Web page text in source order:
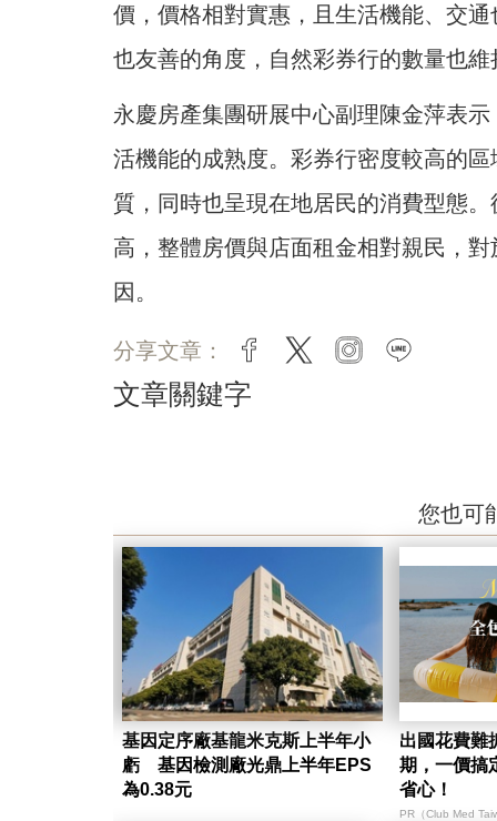
價，價格相對實惠，且生活機能、交
也友善的角度，自然彩券行的數量也維
永慶房產集團研展中心副理陳金萍表
活機能的成熟度。彩券行密度較高的
質，同時也呈現在地居民的消費型態
高，整體房價與店面租金相對親民，
因。
分享文章： facebook
twitter instagram
文章關鍵字
您也可
基因定序廠基龍米克斯上半年小
虧 基因檢測廠光鼎上半年EPS
為0.38元
出國花費難
期，一價搞
省心！
PR（Club Med